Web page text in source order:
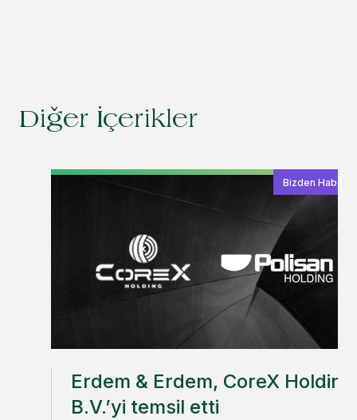
Diğer İçerikler
Bizden
Erdem & Erdem, CoreX Holding
B.V.’yi temsil etti